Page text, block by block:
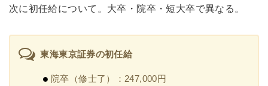
次に初任給について。大卒・院卒・短大卒で異なる。
東海東京証券の初任給
院卒（修士了）：247,000円